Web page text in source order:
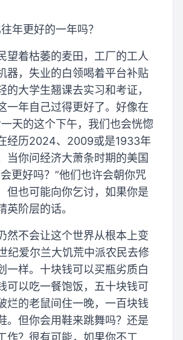
年更好的一年吗？
望着枯萎的麦田，工厂的工人
器，失业的白领喝着平台补贴
的大学生翘课去实习和考证，
一年自己过得更好了。好像在
天的这个下午，我们也会恍惚
经历2024、2009或是1933年
当你问经济大萧条时期的美国
更好吗？”他们也许会朝你咒
但也可能向你乞讨，如果你是
英阶层的话。
然不会让这个世界从根本上变
纪爱尔兰大饥荒中派农民去修
一样。十块钱可以买瓶劣质白
可以吃一餐饱饭，五十块钱可
烂的老鼠间住一晚，一百块钱
。但你会用鞋来跳舞吗？还是